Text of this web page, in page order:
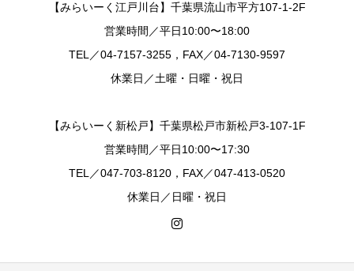
【みらいーく江戸川台】千葉県流山市平方107-1-2F
営業時間／平日10:00〜18:00
TEL／04-7157-3255，FAX／04-7130-9597
休業日／土曜・日曜・祝日
【みらいーく新松戸】千葉県松戸市新松戸3-107-1F
営業時間／平日10:00〜17:30
TEL／047-703-8120，FAX／047-413-0520
休業日／日曜・祝日